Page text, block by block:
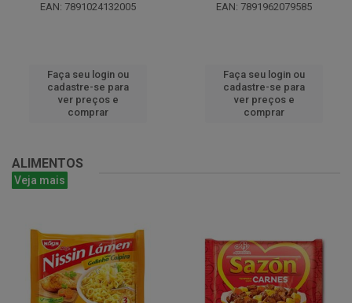
EAN: 7891024132005
Faça seu login ou
cadastre-se para
ver preços e
comprar
EAN: 7891962079585
Faça seu login ou
cadastre-se para
ver preços e
comprar
ALIMENTOS
Veja mais